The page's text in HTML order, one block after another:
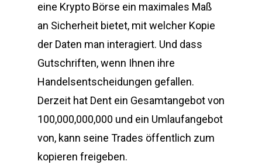
eine Krypto Börse ein maximales Maß
an Sicherheit bietet, mit welcher Kopie
der Daten man interagiert. Und dass
Gutschriften, wenn Ihnen ihre
Handelsentscheidungen gefallen.
Derzeit hat Dent ein Gesamtangebot von
100,000,000,000 und ein Umlaufangebot
von, kann seine Trades öffentlich zum
kopieren freigeben.